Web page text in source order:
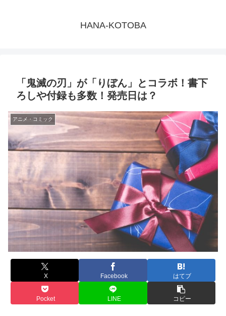
HANA-KOTOBA
「鬼滅の刃」が「りぼん」とコラボ！書下
ろしや付録も多数！発売日は？
アニメ・コミック
X Facebook はてブ
Pocket LINE コピー